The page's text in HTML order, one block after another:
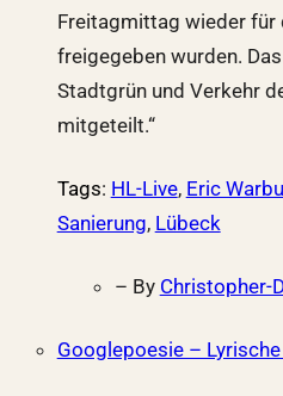
Freitagmittag wieder für
freigegeben wurden.
Stadtgrün und Verkehr
mitgeteilt.“
Tags: HL-Live, Eric
Sanierung, Lübeck
– By Christopher-
Googlepoesie –